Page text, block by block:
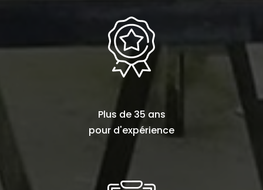
Plus de 35 ans
pour d'expérience